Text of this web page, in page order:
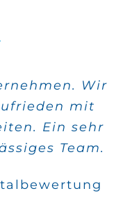
Wir
mit
Ein sehr
Team.
wurden sehr
und die
auch.
Google